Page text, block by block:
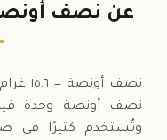
عن نصف أونصة ذهب
نصف أونصة وحدة
وتُستخدم كثيرًا في